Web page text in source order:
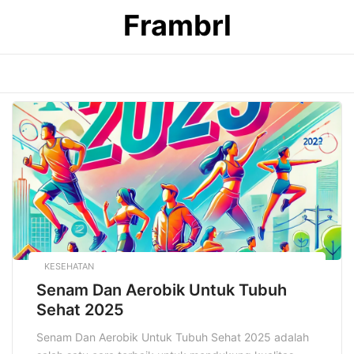
Frambrl
KESEHATAN
Senam Dan Aerobik Untuk Tubuh
Sehat 2025
Senam Dan Aerobik Untuk Tubuh Sehat 2025 adalah